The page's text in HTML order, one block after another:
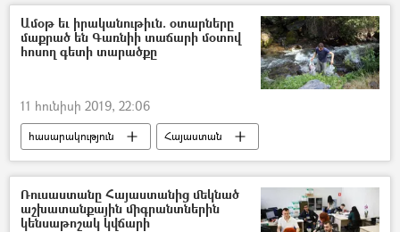
Վիտալի Բալասանյան
Ամօթ եւ իրականութիւն. օտարները
մաքրած են Գառնիի տաճարի մօտով
հոսող գետի տարածքը
11 հունիսի 2019, 22:06
հասարակություն
Հայաստան
Զբոսաշրջիկ
Sputnik Արմենիան` արևմտահայերենով
Ռուսաստանը Հայաստանից մեկնած
աշխատանքային միգրանտներին
կենսաթոշակ կվճարի